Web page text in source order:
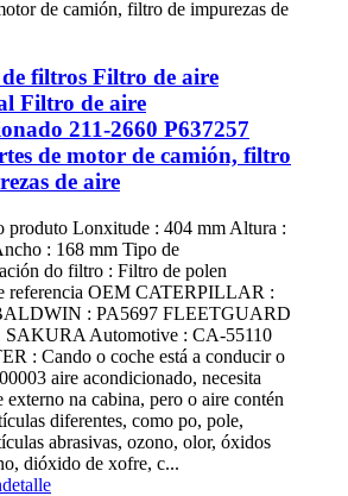
filtros Filtro de aire
Filtro de aire
211-2660 P637257
de motor de camión, filtro
de aire
produto Lonxitude : 404 mm Altura :
: 168 mm Tipo de
do filtro : Filtro de polen
referencia OEM CATERPILLAR :
: PA5697 FLEETGUARD
SAKURA Automotive : CA-55110
: Cando o coche está a conducir o
aire acondicionado, necesita
externo na cabina, pero o aire contén
diferentes, como po, pole,
abrasivas, ozono, olor, óxidos
dióxido de xofre, c...
detalle